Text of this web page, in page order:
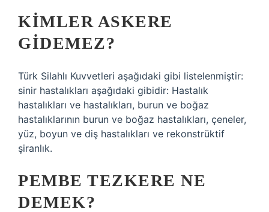
KIMLER ASKERE
GIDEMEZ?
Türk Silahlı Kuvvetleri aşağıdaki gibi listelenmiştir:
sinir hastalıkları aşağıdaki gibidir: Hastalık
hastalıkları ve hastalıkları, burun ve boğaz
hastalıklarının burun ve boğaz hastalıkları, çeneler,
yüz, boyun ve diş hastalıkları ve rekonstrüktif
şiranlık.
PEMBE TEZKERE NE
DEMEK?